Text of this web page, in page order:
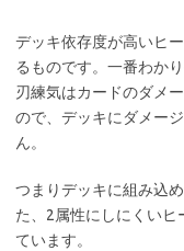
デッキ依存度が高いヒ
るものです。一番わか
刃練気はカードのダメ
ので、デッキにダメー
ん。
つまりデッキに組み込
た、2属性にしにくいヒ
ています。